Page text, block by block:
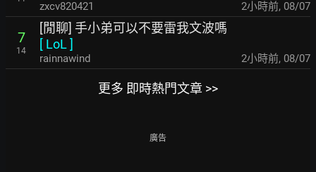
zxcv820421 2小時前, 08/07
7
14
[閒聊] 手小弟可以不要雷我文波嗎
[ LoL ]
rainnawind 2小時前, 08/07
更多 即時熱門文章 >>
廣告